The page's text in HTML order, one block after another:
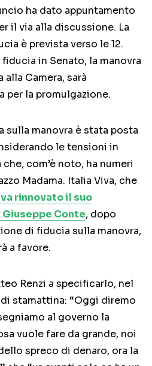
ha dato appuntamento
il via alla discussione. La
è prevista verso le 12.
in Senato, la manovra
Camera, sarà
per la promulgazione.
sulla manovra è stata posta
le tensioni in
com’è noto, ha numeri
Madama. Italia Viva, che
rinnovato il suo
Conte, dopo
di fiducia sulla manovra,
a favore.
Renzi a specificarlo, nel
stamattina: “Oggi diremo
al governo la
vuole fare da grande, noi
spreco di denaro, ora la